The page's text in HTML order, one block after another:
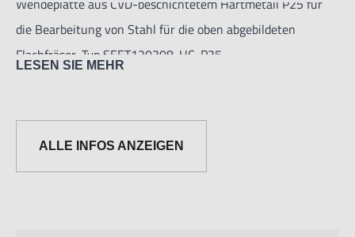
Wendeplatte aus CVD-beschichtetem Hartmetall P25 für
die Bearbeitung von Stahl für die oben abgebildeten
Flachfräser, Typ SEET120308-HC-P35.
LESEN SIE MEHR
ALLE INFOS ANZEIGEN